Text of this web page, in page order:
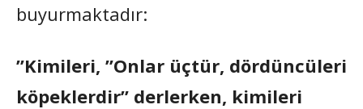
buyurmaktadır:
”Kimileri, ”Onlar üçtür, dördüncüleri
köpeklerdir” derlerken, kimileri